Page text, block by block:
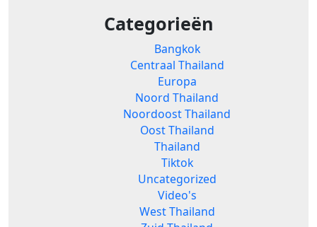
Categorieën
Bangkok
Centraal Thailand
Europa
Noord Thailand
Noordoost Thailand
Oost Thailand
Thailand
Tiktok
Uncategorized
Video's
West Thailand